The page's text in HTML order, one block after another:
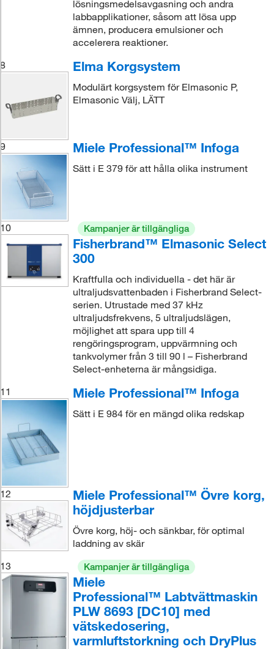
lösningsmedelsavgasning och andra
labbapplikationer, såsom att lösa upp
ämnen, producera emulsioner och
accelerera reaktioner.
8
Elma Korgsystem
Modulärt korgsystem för Elmasonic P,
Elmasonic Välj, LÄTT
9 Miele Professional™ Infoga
Sätt i E 379 för att hålla olika instrument
10 Kampanjer är tillgängliga
Fisherbrand™ Elmasonic Select
300
Kraftfulla och individuella - det här är
ultraljudsvattenbaden i Fisherbrand Select-
serien. Utrustade med 37 kHz
ultraljudsfrekvens, 5 ultraljudslägen,
möjlighet att spara upp till 4
rengöringsprogram, uppvärmning och
tankvolymer från 3 till 90 l – Fisherbrand
Select-enheterna är mångsidiga.
11
Miele Professional™ Infoga
Sätt i E 984 för en mängd olika redskap
12
Miele Professional™ Övre korg,
höjdjusterbar
Övre korg, höj- och sänkbar, för optimal
laddning av skär
13
Kampanjer är tillgängliga
Miele
Professional™ Labtvättmaskin
PLW 8693 [DC10] med
vätskedosering,
varmluftstorkning och DryPlus